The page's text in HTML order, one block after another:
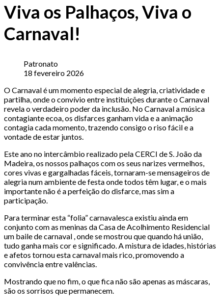
Viva os Palhaços, Viva o
Carnaval!
Patronato
18 fevereiro 2026
O Carnaval é um momento especial de alegria, criatividade e
partilha, onde o convívio entre instituições durante o Carnaval
revela o verdadeiro poder da inclusão. No Carnaval a música
contagiante ecoa, os disfarces ganham vida e a animação
contagia cada momento, trazendo consigo o riso fácil e a
vontade de estar juntos.
Este ano no intercâmbio realizado pela CERCI de S. João da
Madeira, os nossos palhaços com os seus narizes vermelhos,
cores vivas e gargalhadas fáceis, tornaram-se mensageiros de
alegria num ambiente de festa onde todos têm lugar, e o mais
importante não é a perfeição do disfarce, mas sim a
participação.
Para terminar esta “folia” carnavalesca existiu ainda em
conjunto com as meninas da Casa de Acolhimento Residencial
um baile de carnaval , onde se mostrou que quando há união,
tudo ganha mais cor e significado. A mistura de idades, histórias
e afetos tornou esta carnaval mais rico, promovendo a
convivência entre valências.
Mostrando que no fim, o que fica não são apenas as máscaras,
são os sorrisos que permanecem.